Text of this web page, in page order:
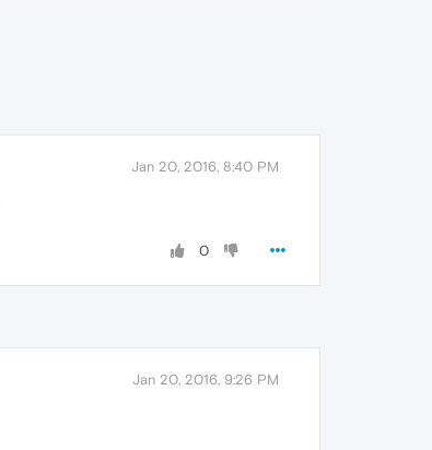
Jan 20, 2016, 8:40 PM
0
Jan 20, 2016, 9:26 PM